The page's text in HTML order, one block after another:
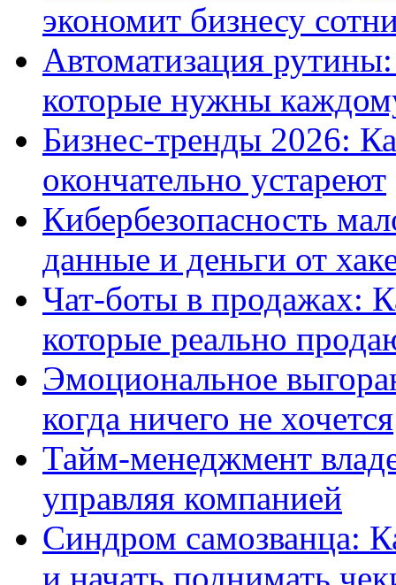
экономит бизнесу
Автоматизация
которые нужны
Бизнес-тренды 2026:
окончательно устареют
Кибербезопасность
данные и деньги от
Чат-боты в продажах:
которые реально
Эмоциональное
когда ничего не хочется
Тайм-менеджмент
управляя компанией
Синдром самозванца:
и начать поднимать